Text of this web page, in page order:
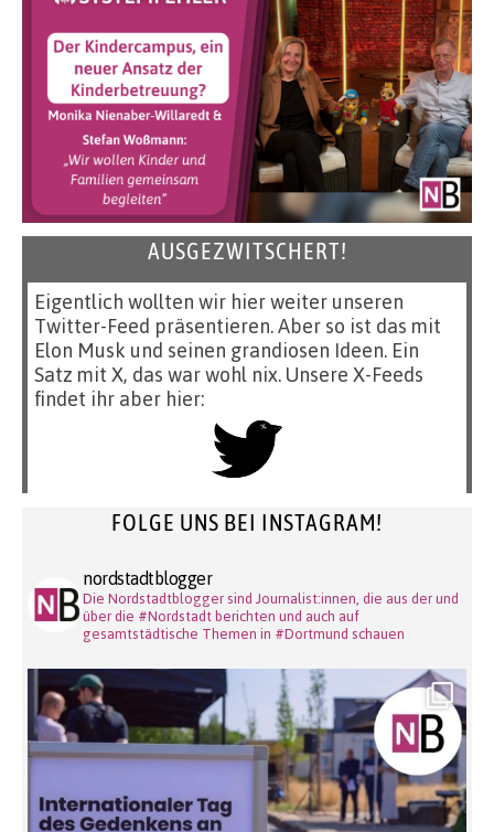
AUSGEZWITSCHERT!
Eigentlich wollten wir hier weiter unseren
Twitter-Feed präsentieren. Aber so ist das mit
Elon Musk und seinen grandiosen Ideen. Ein
Satz mit X, das war wohl nix. Unsere X-Feeds
findet ihr aber hier:
FOLGE UNS BEI INSTAGRAM!
nordstadtblogger
Die Nordstadtblogger sind Journalist:innen, die aus der und
über die #Nordstadt berichten und auch auf
gesamtstädtische Themen in #Dortmund schauen